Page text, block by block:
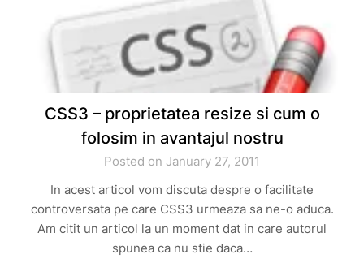
CSS3 – proprietatea resize si cum o
folosim in avantajul nostru
Posted on January 27, 2011
In acest articol vom discuta despre o facilitate
controversata pe care CSS3 urmeaza sa ne-o aduca.
Am citit un articol la un moment dat in care autorul
spunea ca nu stie daca…